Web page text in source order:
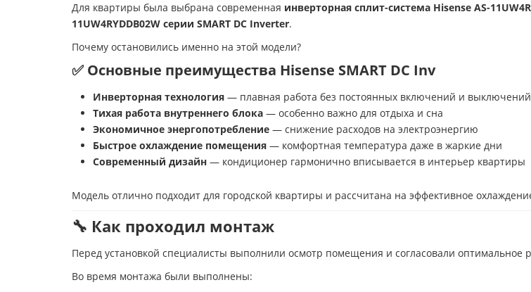
Для квартиры была выбрана современная инверторная сплит-система Hisense AS-
11UW4RYDDB02W серии SMART DC Inverter.
Почему остановились именно на этой модели?
✅ Основные преимущества Hisense SMART DC Inv
Инверторная технология — плавная работа без постоянных включений и выключений
Тихая работа внутреннего блока — особенно важно для отдыха и сна
Экономичное энергопотребление — снижение расходов на электроэнергию
Быстрое охлаждение помещения — комфортная температура даже в жаркие дни
Современный дизайн — кондиционер гармонично вписывается в интерьер квартиры
Модель отлично подходит для городской квартиры и рассчитана на эффективное
🔧 Как проходил монтаж
Перед установкой специалисты выполнили осмотр помещения и согласовали оптимальное
Во время монтажа были выполнены: